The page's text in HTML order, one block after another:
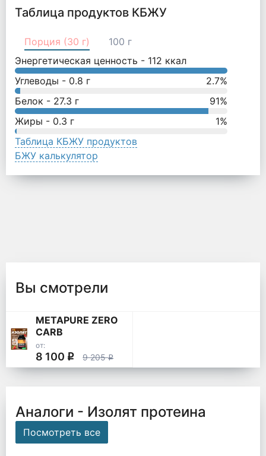
Таблица продуктов КБЖУ
Порция (30 г)
100 г
Энергетическая ценность - 112 ккал
Углеводы - 0.8 г 2.7%
Белок - 27.3 г 91%
Жиры - 0.3 г 1%
Таблица КБЖУ продуктов
БЖУ калькулятор
Вы смотрели
METAPURE ZERO
CARB
от:
8 100 q 9 205q
Аналоги - Изолят протеина
Посмотреть все